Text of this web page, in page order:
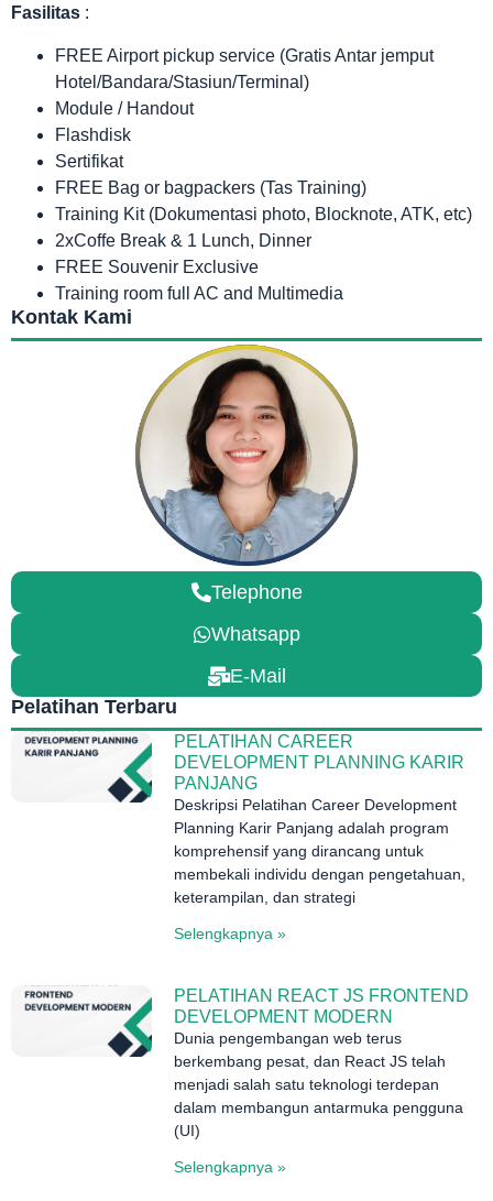
Fasilitas :
FREE Airport pickup service (Gratis Antar jemput
Hotel/Bandara/Stasiun/Terminal)
Module / Handout
Flashdisk
Sertifikat
FREE Bag or bagpackers (Tas Training)
Training Kit (Dokumentasi photo, Blocknote, ATK, etc)
2xCoffe Break & 1 Lunch, Dinner
FREE Souvenir Exclusive
Training room full AC and Multimedia
Kontak Kami
Telephone
Whatsapp
E-Mail
Pelatihan Terbaru
PELATIHAN CAREER
DEVELOPMENT PLANNING KARIR
PANJANG
Deskripsi Pelatihan Career Development
Planning Karir Panjang adalah program
komprehensif yang dirancang untuk
membekali individu dengan pengetahuan,
keterampilan, dan strategi
Selengkapnya »
PELATIHAN REACT JS FRONTEND
DEVELOPMENT MODERN
Dunia pengembangan web terus
berkembang pesat, dan React JS telah
menjadi salah satu teknologi terdepan
dalam membangun antarmuka pengguna
(UI)
Selengkapnya »